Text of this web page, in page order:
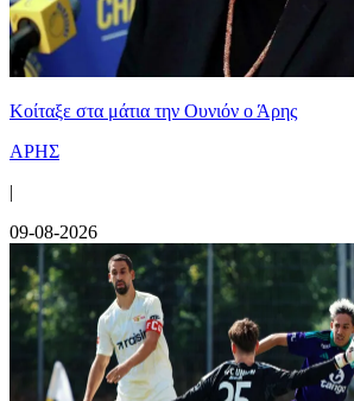
Κοίταξε στα μάτια την Ουνιόν ο Άρης
ΑΡΗΣ
|
09-08-2026